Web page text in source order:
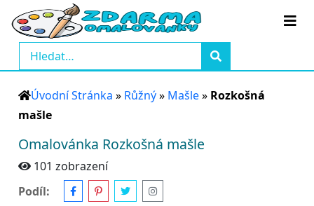
Úvodní Stránka » Růžný» Mašle» Rozkošná
mašle
Omalovánka Rozkošná mašle
101 zobrazení
Podíl: